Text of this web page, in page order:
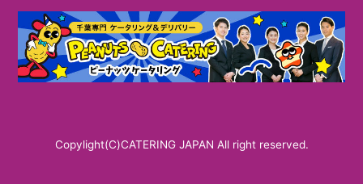
Copylight(C)CATERING JAPAN All right reserved.